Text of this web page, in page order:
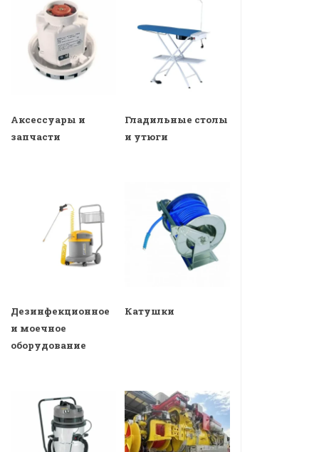
Аксессуары и
запчасти
Гладильные столы
и утюги
Дезинфекционное
и моечное
оборудование
Катушки